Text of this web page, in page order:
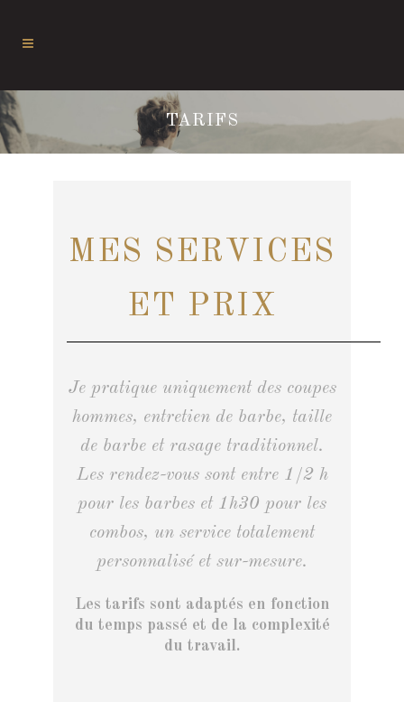
TARIFS
MES SERVICES
ET PRIX
Je pratique uniquement des coupes
hommes, entretien de barbe, taille
de barbe et rasage traditionnel.
Les rendez-vous sont entre 1/2 h
pour les barbes et 1h30 pour les
combos, un service totalement
personnalisé et sur-mesure.
Les tarifs sont adaptés en fonction
du temps passé et de la complexité
du travail.